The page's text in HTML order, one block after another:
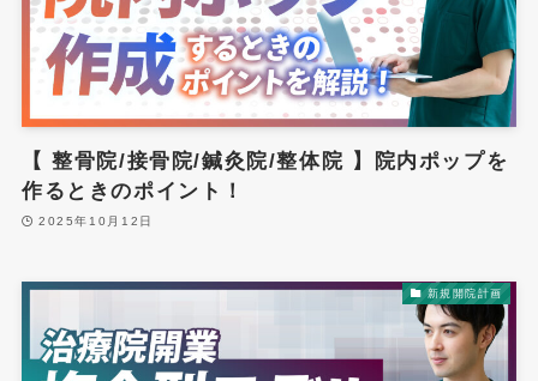
【 整骨院/接骨院/鍼灸院/整体院 】院内ポップを
作るときのポイント！
2025年10月12日
新規開院計画